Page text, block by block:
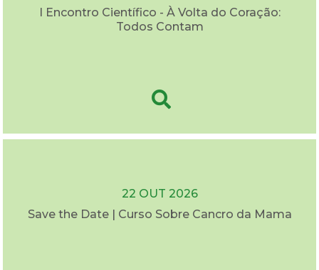
I Encontro Científico - À Volta do Coração:
Todos Contam
22 OUT 2026
Save the Date | Curso Sobre Cancro da Mama